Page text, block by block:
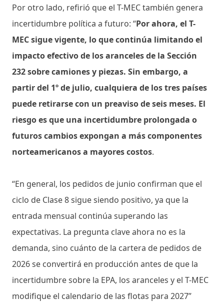
Por otro lado, refirió que el T-MEC también genera
incertidumbre política a futuro: “Por ahora, el T-
MEC sigue vigente, lo que continúa limitando el
impacto efectivo de los aranceles de la Sección
232 sobre camiones y piezas. Sin embargo, a
partir del 1º de julio, cualquiera de los tres países
puede retirarse con un preaviso de seis meses. El
riesgo es que una incertidumbre prolongada o
futuros cambios expongan a más componentes
norteamericanos a mayores costos.
“En general, los pedidos de junio confirman que el
ciclo de Clase 8 sigue siendo positivo, ya que la
entrada mensual continúa superando las
expectativas. La pregunta clave ahora no es la
demanda, sino cuánto de la cartera de pedidos de
2026 se convertirá en producción antes de que la
incertidumbre sobre la EPA, los aranceles y el T-MEC
modifique el calendario de las flotas para 2027”